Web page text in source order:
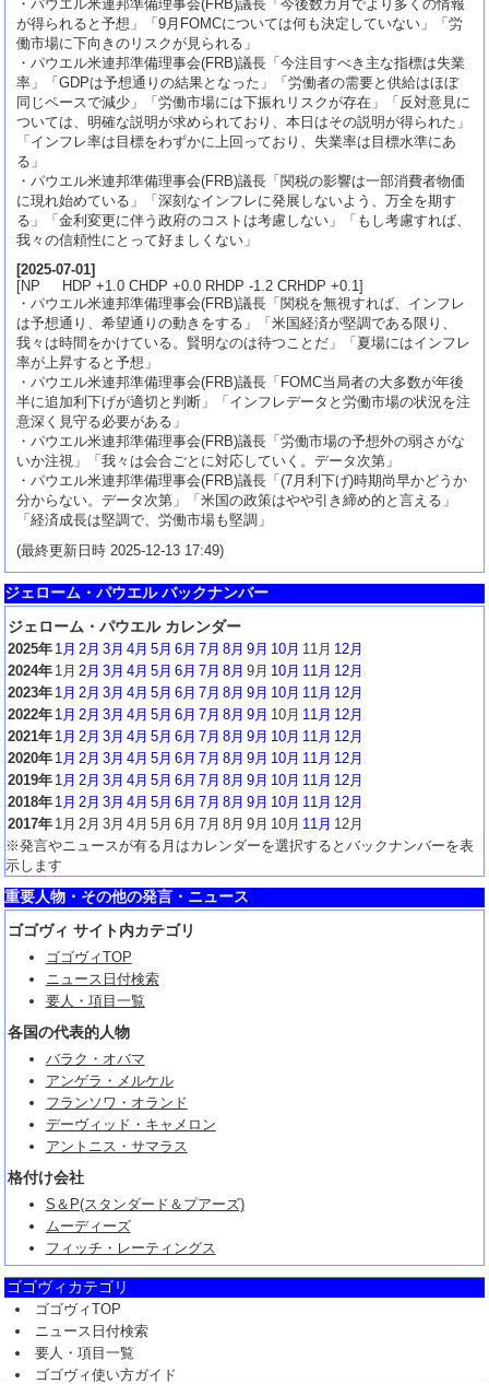
・パウエル米連邦準備理事会(FRB)議長「今後数カ月でより多くの情報
が得られると予想」「9月FOMCについては何も決定していない」「労
働市場に下向きのリスクが見られる」
・パウエル米連邦準備理事会(FRB)議長「今注目すべき主な指標は失業
率」「GDPは予想通りの結果となった」「労働者の需要と供給はほぼ
同じペースで減少」「労働市場には下振れリスクが存在」「反対意見に
ついては、明確な説明が求められており、本日はその説明が得られた」
「インフレ率は目標をわずかに上回っており、失業率は目標水準にあ
る」
・パウエル米連邦準備理事会(FRB)議長「関税の影響は一部消費者物価
に現れ始めている」「深刻なインフレに発展しないよう、万全を期す
る」「金利変更に伴う政府のコストは考慮しない」「もし考慮すれば、
我々の信頼性にとって好ましくない」
[2025-07-01]
[NP HDP +1.0 CHDP +0.0 RHDP -1.2 CRHDP +0.1]
・パウエル米連邦準備理事会(FRB)議長「関税を無視すれば、インフレ
は予想通り、希望通りの動きをする」「米国経済が堅調である限り、
我々は時間をかけている。賢明なのは待つことだ」「夏場にはインフレ
率が上昇すると予想」
・パウエル米連邦準備理事会(FRB)議長「FOMC当局者の大多数が年後
半に追加利下げが適切と判断」「インフレデータと労働市場の状況を注
意深く見守る必要がある」
・パウエル米連邦準備理事会(FRB)議長「労働市場の予想外の弱さがな
いか注視」「我々は会合ごとに対応していく。データ次第」
・パウエル米連邦準備理事会(FRB)議長「(7月利下げ)時期尚早かどうか
分からない。データ次第」「米国の政策はやや引き締め的と言える」
「経済成長は堅調で、労働市場も堅調」
(最終更新日時 2025-12-13 17:49)
ジェローム・パウエル バックナンバー
ジェローム・パウエル カレンダー
2025年 1月 2月 3月 4月 5月 6月 7月 8月 9月 10月 11月 12月
2024年 1月 2月 3月 4月 5月 6月 7月 8月 9月 10月 11月 12月
2023年 1月 2月 3月 4月 5月 6月 7月 8月 9月 10月 11月 12月
2022年 1月 2月 3月 4月 5月 6月 7月 8月 9月 10月 11月 12月
2021年 1月 2月 3月 4月 5月 6月 7月 8月 9月 10月 11月 12月
2020年 1月 2月 3月 4月 5月 6月 7月 8月 9月 10月 11月 12月
2019年 1月 2月 3月 4月 5月 6月 7月 8月 9月 10月 11月 12月
2018年 1月 2月 3月 4月 5月 6月 7月 8月 9月 10月 11月 12月
2017年 1月 2月 3月 4月 5月 6月 7月 8月 9月 10月 11月 12月
※発言やニュースが有る月はカレンダーを選択するとバックナンバーを表
示します
重要人物・その他の発言・ニュース
ゴゴヴィ サイト内カテゴリ
ゴゴヴィTOP
ニュース日付検索
要人・項目一覧
各国の代表的人物
バラク・オバマ
アンゲラ・メルケル
フランソワ・オランド
デーヴィッド・キャメロン
アントニス・サマラス
格付け会社
S＆P(スタンダード＆プアーズ)
ムーディーズ
フィッチ・レーティングス
ゴゴヴィカテゴリ
ゴゴヴィTOP
ニュース日付検索
要人・項目一覧
ゴゴヴィ使い方ガイド